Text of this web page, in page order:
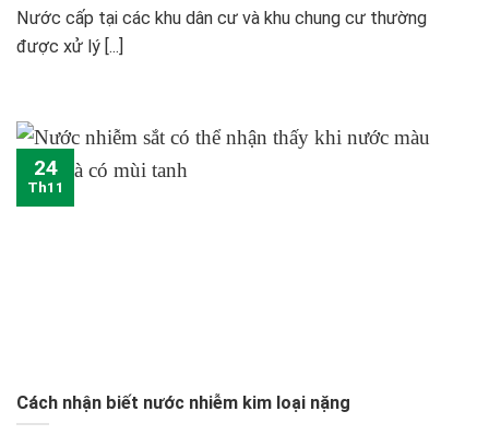
Nước cấp tại các khu dân cư và khu chung cư thường
được xử lý [...]
Cách nhận biết nước nhiễm kim loại nặng
24
Th11